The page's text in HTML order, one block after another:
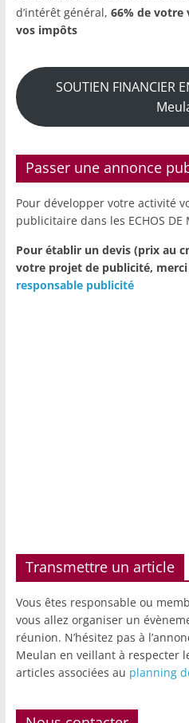
d’intérêt général, 66% de votre
vos impôts
SOUTIEN FINANCIER
Passer une annonce
Pour développer votre activité
publicitaire dans les ECHOS DE
Pour établir un devis (prix au
votre projet de publicité,
responsable publicité
Transmettre un article
Vous êtes responsable ou
vous allez organiser un
réunion. N’hésitez pas à
Meulan en veillant à respecter
articles associées au planning